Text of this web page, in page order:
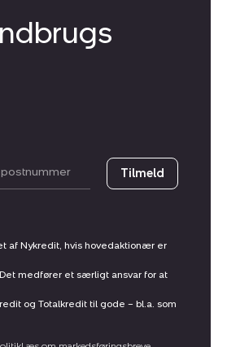
Tilmeld
af Nykredit, hvis hovedaktionær er
medfører et særligt ansvar for at
og Totalkredit til gode – bl.a. som